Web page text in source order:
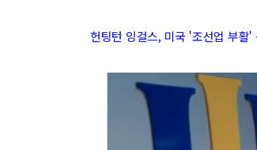
헌팅턴 잉걸스, 미국 '조선업 부